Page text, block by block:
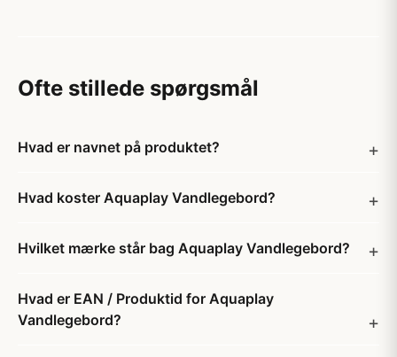
Ofte stillede spørgsmål
Hvad er navnet på produktet?
Hvad koster Aquaplay Vandlegebord?
Hvilket mærke står bag Aquaplay Vandlegebord?
Hvad er EAN / Produktid for Aquaplay
Vandlegebord?